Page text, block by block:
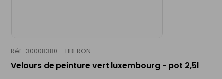
Réf : 30008380 LIBERON
Velours de peinture vert luxembourg - pot 2,5l